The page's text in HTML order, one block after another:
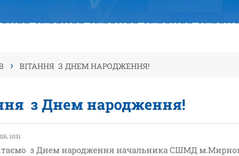
› ВІТАННЯ З ДНЕМ НАРОДЖЕННЯ!
з Днем народження!
10:31
з Днем народження начальника СШМД